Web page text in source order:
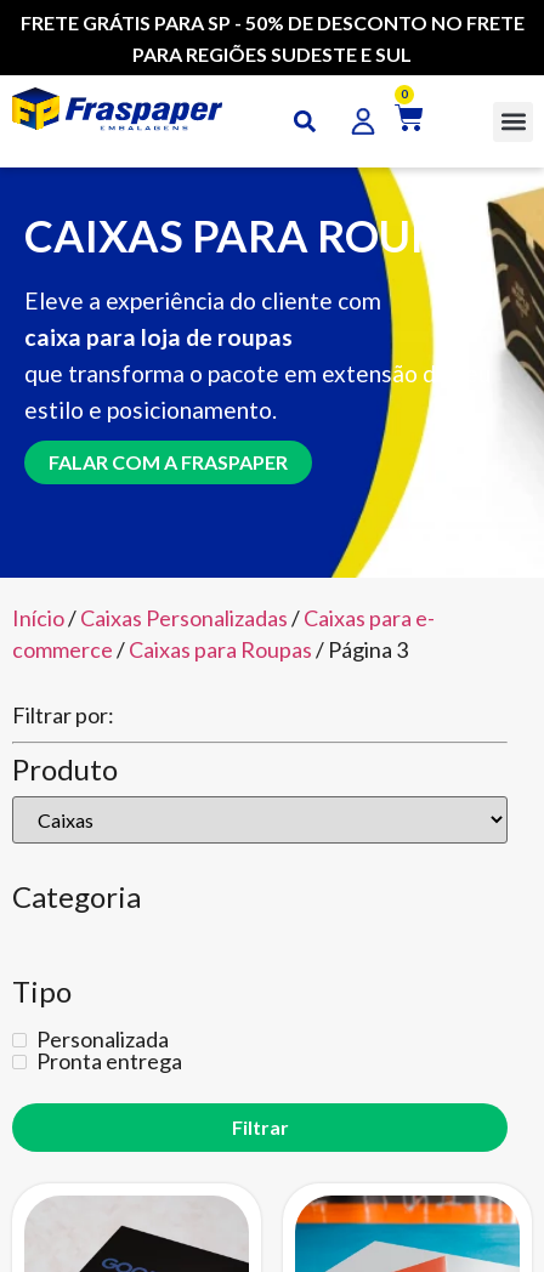
FRETE GRÁTIS PARA SP - 50% DE DESCONTO NO FRETE
PARA REGIÕES SUDESTE E SUL
0
CAIXAS PARA ROUPAS
Eleve a experiência do cliente com
caixa para loja de roupas
que transforma o pacote em extensão do seu
estilo e posicionamento.
FALAR COM A FRASPAPER
Início/Caixas Personalizadas/Caixas para e-
commerce/Caixas para Roupas/ Página 3
Filtrar por:
Produto
Categoria
Tipo
Personalizada
Pronta entrega